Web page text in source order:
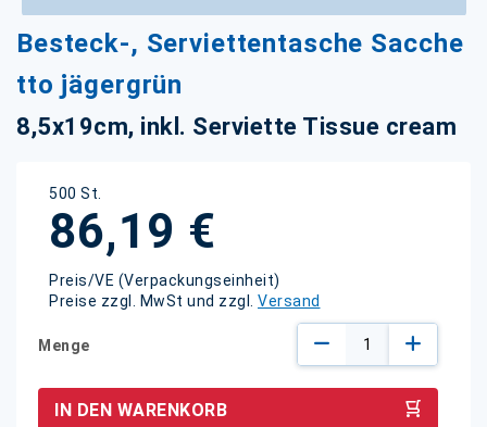
Besteck-, Serviettentasche Sacche
tto jägergrün
8,5x19cm, inkl. Serviette Tissue cream
500 St.
86,19 €
Preis/VE (Verpackungseinheit)
Preise zzgl. MwSt und zzgl. Versand
Menge
IN DEN WARENKORB
Anfang
der
Bildgalerie
springen